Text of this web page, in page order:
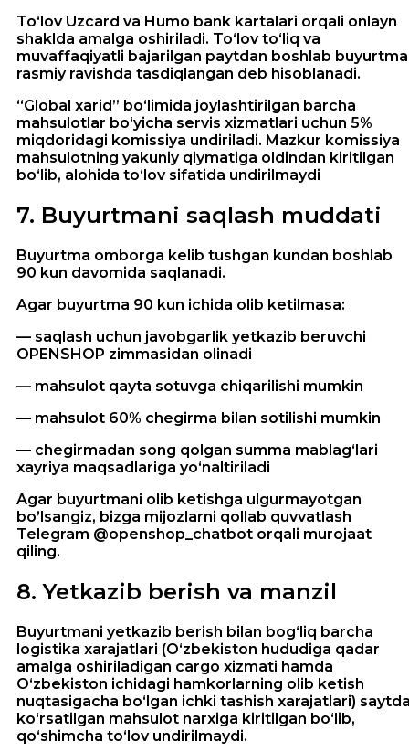
To‘lov Uzcard va Humo bank kartalari orqali onlayn
shaklda amalga oshiriladi. To‘lov to‘liq va
muvaffaqiyatli bajarilgan paytdan boshlab buyurtma
rasmiy ravishda tasdiqlangan deb hisoblanadi.
“Global xarid” bo‘limida joylashtirilgan barcha
mahsulotlar bo‘yicha servis xizmatlari uchun 5%
miqdoridagi komissiya undiriladi. Mazkur komissiya
mahsulotning yakuniy qiymatiga oldindan kiritilgan
bo‘lib, alohida to‘lov sifatida undirilmaydi
7. Buyurtmani saqlash muddati
Buyurtma omborga kelib tushgan kundan boshlab
90 kun davomida saqlanadi.
Agar buyurtma 90 kun ichida olib ketilmasa:
— saqlash uchun javobgarlik yetkazib beruvchi
OPENSHOP zimmasidan olinadi
— mahsulot qayta sotuvga chiqarilishi mumkin
— mahsulot 60% chegirma bilan sotilishi mumkin
— chegirmadan song qolgan summa mablag‘lari
xayriya maqsadlariga yo‘naltiriladi
Agar buyurtmani olib ketishga ulgurmayotgan
bo’lsangiz, bizga mijozlarni qollab quvvatlash
Telegram @openshop_chatbot orqali murojaat
qiling.
8.Yetkazib berish va manzil
Buyurtmani yetkazib berish bilan bog‘liq barcha
logistika xarajatlari (O‘zbekiston hududiga qadar
amalga oshiriladigan cargo xizmati hamda
O‘zbekiston ichidagi hamkorlarning olib ketish
nuqtasigacha bo‘lgan ichki tashish xarajatlari)
ko‘rsatilgan mahsulot narxiga kiritilgan bo‘lib,
qo‘shimcha to‘lov undirilmaydi.